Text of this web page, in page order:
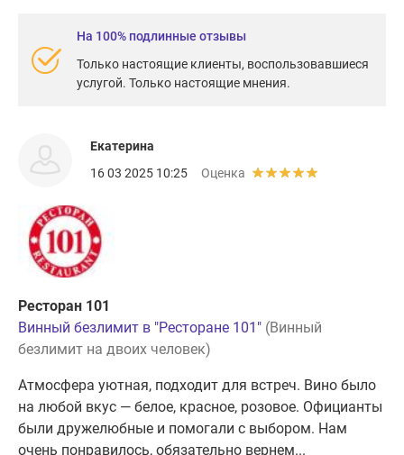
На 100% подлинные отзывы
Только настоящие клиенты, воспользовавшиеся
услугой. Только настоящие мнения.
Екатерина
16 03 2025 10:25
Оценка
Ресторан 101
Винный безлимит в "Ресторане 101" (Винный
безлимит на двоих человек)
Атмосфера уютная, подходит для встреч. Вино было
на любой вкус — белое, красное, розовое. Официанты
были дружелюбные и помогали с выбором. Нам
очень понравилось, обязательно вернем...